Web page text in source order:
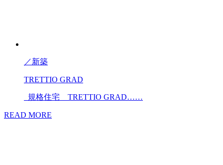
／新築
TRETTIO GRAD
規格住宅 TRETTIO GRAD……
READ MORE